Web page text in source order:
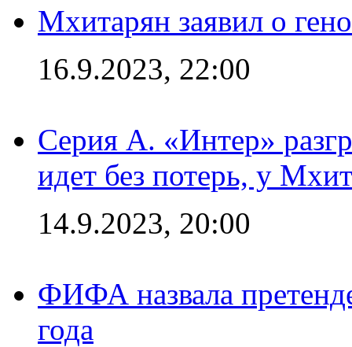
Мхитарян заявил о
16.9.2023, 22:00
Серия А. «Интер»
идет без потерь, у
14.9.2023, 20:00
ФИФА назвала
года